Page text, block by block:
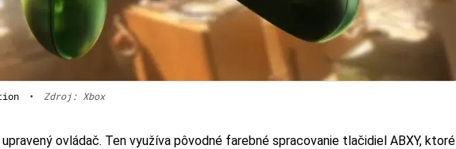
• Zdroj: Xbox
ovládač. Ten využíva pôvodné farebné spracovanie tlačidiel ABXY, ktoré